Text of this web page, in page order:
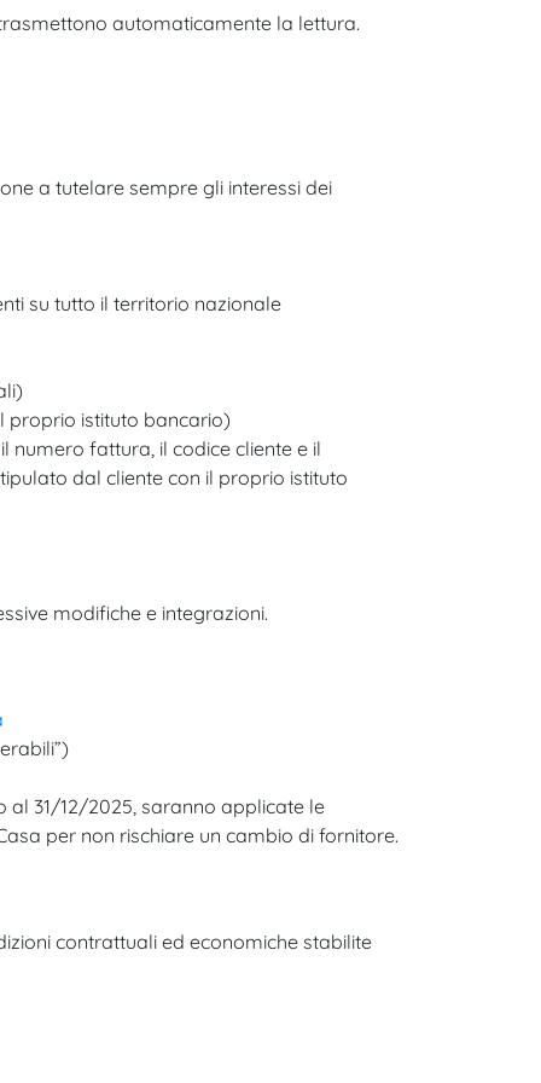
automaticamente la lettura.
a tutelare sempre gli interessi dei
su tutto il territorio nazionale​
proprio istituto bancario)​
numero fattura, il codice cliente e il
dal cliente con il proprio istituto
modifiche e integrazioni.
al 31/12/2025, saranno applicate le
per non rischiare un cambio di fornitore.
contrattuali ed economiche stabilite